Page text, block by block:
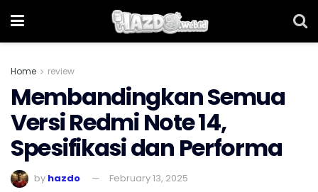
Home review
Membandingkan Semua
Versi Redmi Note 14,
Spesifikasi dan Performa
by hazdo February 13, 2025